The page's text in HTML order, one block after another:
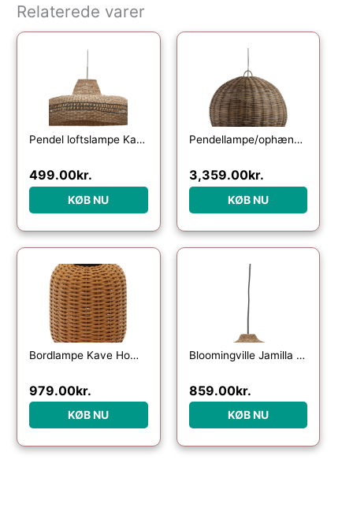
Relaterede varer
Pendel loftslampe Kave Home Rupia håndvævet naturflet Ø55 cm
499.00kr.
KØB NU
Pendellampe/ophængslampe WOOOD Exclusive Mooze i håndflettet rattan Ø80 x H65 cm natur
3,359.00kr.
KØB NU
Bordlampe Kave Home Saranella bærbar LED lampe i syntetisk rattan genopladelig USB med 3 lysniveauer brun indendørs/udendørs
979.00kr.
KØB NU
Bloomingville Jamilla pendel lampe i rattan og metal, oval Ø33,5 cm, natur
859.00kr.
KØB NU